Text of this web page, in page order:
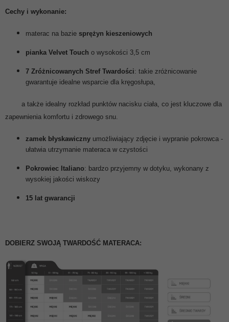
Cechy i wykonanie:
materac na bazie sprężyn kieszeniowych
pianka Velvet Touch o wysokości 3,5 cm
7 Zróżnicowanych Stref Twardości: takie zróżnicowanie
gwarantuje idealne wsparcie dla kręgosłupa,
a także idealny rozkład punktów nacisku ciała, co jest kluczowe dla
zapewnienia komfortu i zdrowego snu.
zamek błyskawiczny umożliwiający zdjęcie i wypranie pokrowca -
ułatwia utrzymanie materaca w czystości
Pokrowiec Italiano: bardzo przyjemny w dotyku, wykonany z
wysokiej jakości wiskozy
15 lat gwarancji
DOBIERZ SWOJĄ TWARDOŚĆ MATERACA: